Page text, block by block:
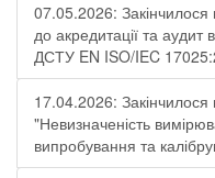
07.05.2026: Закінчилося
до акредитації та аудит
ДСТУ EN ISO/IEC
17.04.2026:
"Невизначеність
випробування та